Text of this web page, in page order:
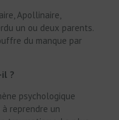
Apollinaire,
un ou deux parents.
du manque par
il ?
psychologique
reprendre un